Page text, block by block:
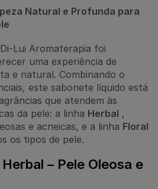
Natural e Profunda para
Lui Aromaterapia foi
uma experiência de
e natural. Combinando o
este sabonete líquido está
que atendem às
da pele: a linha Herbal ,
e acneicas, e a linha Floral
os tipos de pele.
– Pele Oleosa e